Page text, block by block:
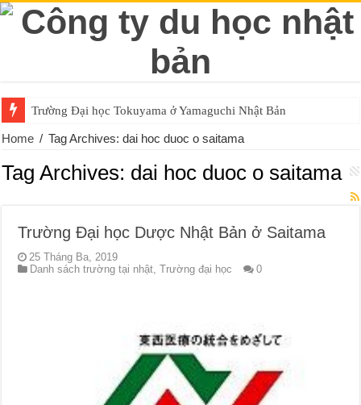
Trường Đại học Tokuyama ở Yamaguchi Nhật Bản
Home / Tag Archives: dai hoc duoc o saitama
Tag Archives: dai hoc duoc o saitama
Trường Đại học Dược Nhật Bản ở Saitama
25 Tháng Ba, 2019
Danh sách trường tại nhật,Trường đại học 0